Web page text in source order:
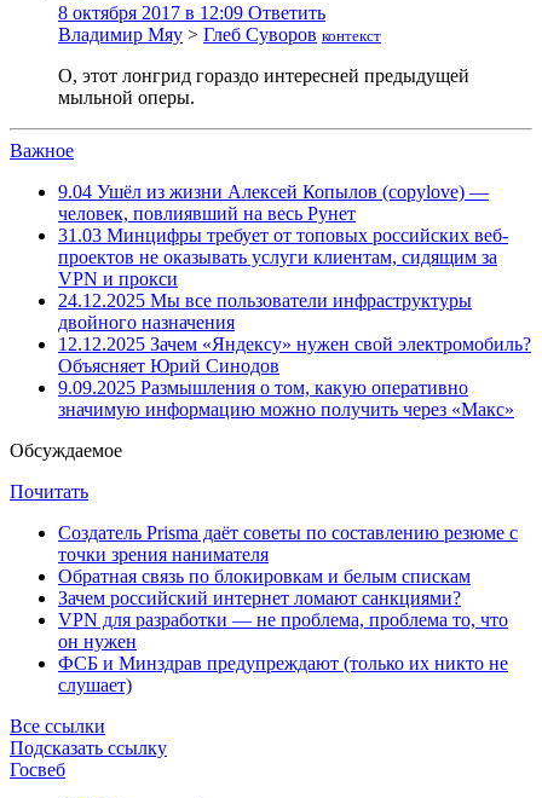
8 октября 2017 в 12:09 Ответить
Владимир Мяу > Глеб Суворов контекст
О, этот лонгрид гораздо интересней предыдущей
мыльной оперы.
Важное
9.04 Ушёл из жизни Алексей Копылов (copylove) —
человек, повлиявший на весь Рунет
31.03 Минцифры требует от топовых российских веб-
проектов не оказывать услуги клиентам, сидящим за
VPN и прокси
24.12.2025 Мы все пользователи инфраструктуры
двойного назначения
12.12.2025 Зачем «Яндексу» нужен свой электромобиль?
Объясняет Юрий Синодов
9.09.2025 Размышления о том, какую оперативно
значимую информацию можно получить через «Макс»
Обсуждаемое
Почитать
Создатель Prisma даёт советы по составлению резюме с
точки зрения нанимателя
Обратная связь по блокировкам и белым спискам
Зачем российский интернет ломают санкциями?
VPN для разработки — не проблема, проблема то, что
он нужен
ФСБ и Минздрав предупреждают (только их никто не
слушает)
Все ссылки
Подсказать ссылку
Госвеб